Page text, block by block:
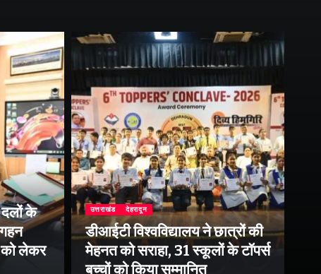
दलों के
को लेकर
उत्तराखंड देहरादून
डीआईटी विश्वविद्यालय ने छात्रों की
मेहनत को सराहा, 31 स्कूलों के टॉपर्स
बच्चों को किया सम्मानित